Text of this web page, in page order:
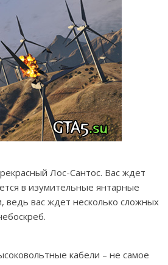
Лос-Сантос. Вас ждет
в изумительные янтарные
ведь вас ждет несколько сложных
кабели – не самое